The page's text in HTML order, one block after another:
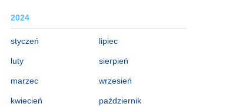
2024
styczeń
luty
marzec
kwiecień
lipiec
sierpień
wrzesień
październik